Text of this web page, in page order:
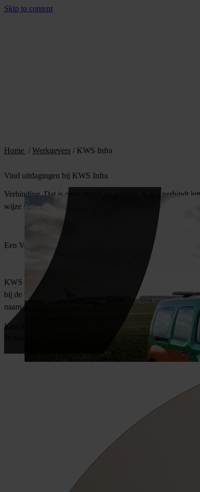
Skip to content
Home / Werkgevers / KWS Infra
Vind uitdagingen bij KWS Infra
Verbinding. Dat is onze missie en ambitie. KWS verbindt
wijze samen brengen van mensen, bedrijven, overheden en
Een VolkerWessels-onderneming
KWS maakt deel uit van Koninklijke VolkerWessels, een
bij de verwerving en uitvoering van multidisciplinaire
naamVolkerInfra
Kun jij goed plannen? Laat je gegevens achter!
Delanovia [email